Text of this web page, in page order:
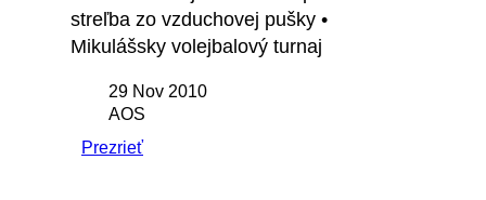
streľba zo vzduchovej pušky •
Mikulášsky volejbalový turnaj
29 Nov 2010
AOS
Prezrieť